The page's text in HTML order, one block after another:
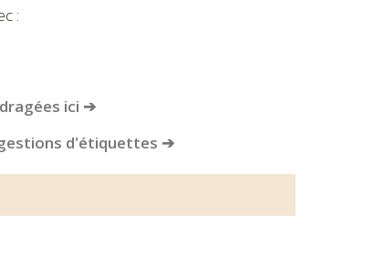
:
ici ➔
d'étiquettes ➔